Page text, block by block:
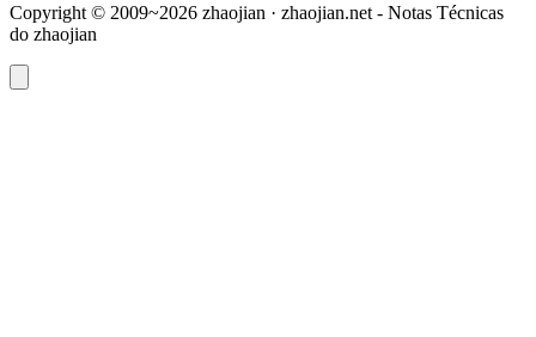
Copyright © 2009~2026 zhaojian · zhaojian.net - Notas Técnicas
do zhaojian